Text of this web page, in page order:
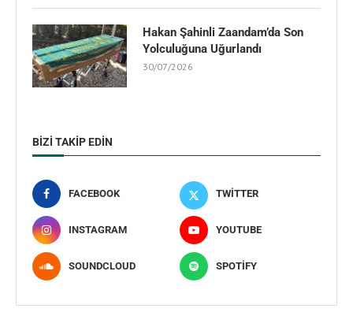
Hakan Şahinli Zaandam’da Son
Yolculuğuna Uğurlandı
30/07/2026
BIZI TAKIP EDIN
FACEBOOK TWITTER
INSTAGRAM YOUTUBE
SOUNDCLOUD SPOTIFY